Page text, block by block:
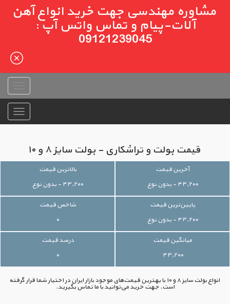
مشاوره مهندسی جهت خرید انواع آهن
آلات-پیام و تماس واتس آپ :
09121239045
قیمت بولت و تراشکاری - بولت سایز ۸ و ۱۰
آخرین قیمت
۴۳,۲۰۰ - بدون نوع
بالاترین قیمت
۴۳,۲۰۰ - بدون نوع
پایین‌ترین قیمت
۴۳,۲۰۰ - بدون نوع
شاخص قیمت
۰
میانگین قیمت
۴۳,۲۰۰
درصد قیمت
۰
انواع بولت سایز ۸ و ۱۰ با بهترین قیمت‌های موجود بازار ایران در اختیار شما قرار گرفته
است. جهت خرید می‌توانید با ما تماس بگیرید.